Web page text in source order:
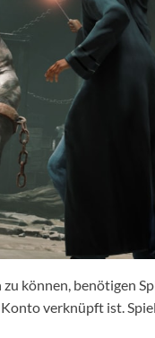
können, benötigen
verknüpft ist.